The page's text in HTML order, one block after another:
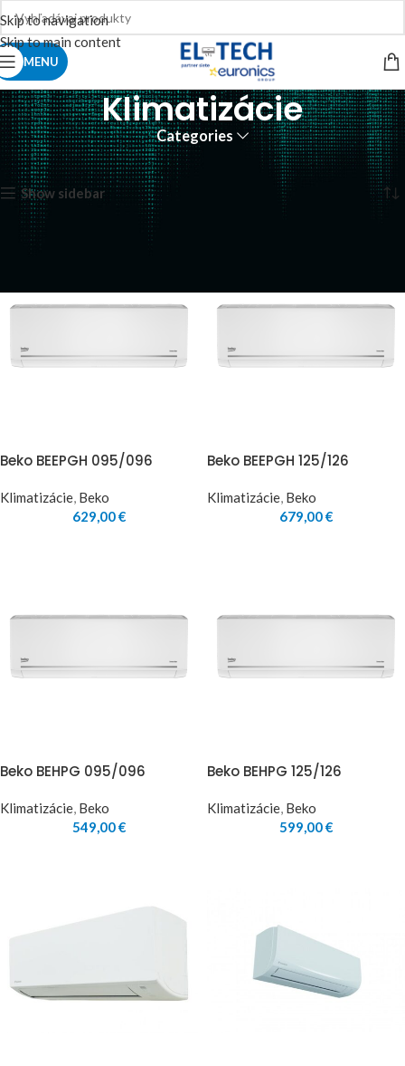
Skip to navigation
Skip to main content
MENU
Klimatizácie
Categories
Domov Klimatizácie Zobrazených 1–12 z 13 výsledkov
Show sidebar
Beko BEEPGH 095/096
Klimatizácie, Beko
629,00€
Beko BEEPGH 125/126
Klimatizácie, Beko
679,00€
Beko BEHPG 095/096
Klimatizácie, Beko
549,00€
Beko BEHPG 125/126
Klimatizácie, Beko
599,00€